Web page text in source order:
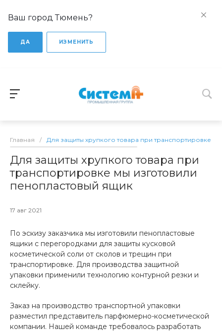
Ваш город Тюмень?
ДА ИЗМЕНИТЬ
Главная / Для защиты хрупкого товара при транспортировке
Для защиты хрупкого товара при
транспортировке мы изготовили
пенопластовый ящик
17 авг 2021
По эскизу заказчика мы изготовили пенопластовые
ящики с перегородками для защиты кусковой
косметической соли от сколов и трещин при
транспортировке. Для производства защитной
упаковки применили технологию контурной резки и
склейку.
Заказ на производство транспортной упаковки
разместил представитель парфюмерно-косметической
компании. Нашей команде требовалось разработать